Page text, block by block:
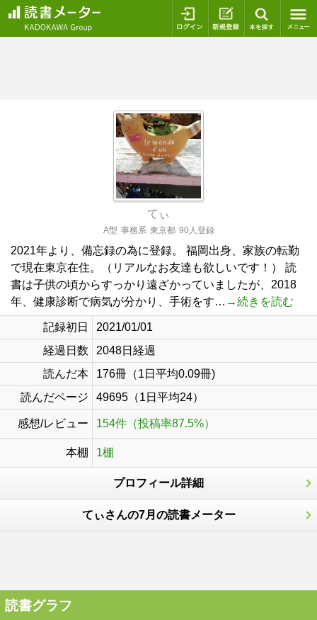
ログイン 新規登録
てぃ
A型 事務系 東京都 90人登録
2021年より、備忘録の為に登録。 福岡出身、家族の転勤
で現在東京在住。（リアルなお友達も欲しいです！） 読
書は子供の頃からすっかり遠ざかっていましたが、2018
年、健康診断で病気が分かり、手術をす… →続きを読む
記録初日
2021/01/01
経過日数
2048日経過
読んだ本
176冊（1日平均0.09冊)
読んだページ
49695（1日平均24）
感想/レビュー 154件（投稿率87.5%）
本棚 1棚
プロフィール詳細
てぃさんの7月の読書メーター
読書グラフ